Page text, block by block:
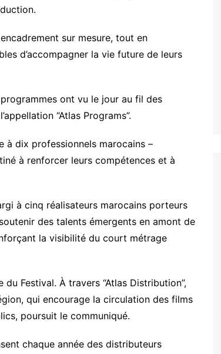
sur mesure, tout en
d’accompagner la vie future de leurs
ont vu le jour au fil des
“Atlas Programs”.
à dix professionnels marocains –
à renforcer leurs compétences et à
à cinq réalisateurs marocains porteurs
des talents émergents en amont de
la visibilité du court métrage
Festival. À travers “Atlas Distribution”,
qui encourage la circulation des films
poursuit le communiqué.
chaque année des distributeurs